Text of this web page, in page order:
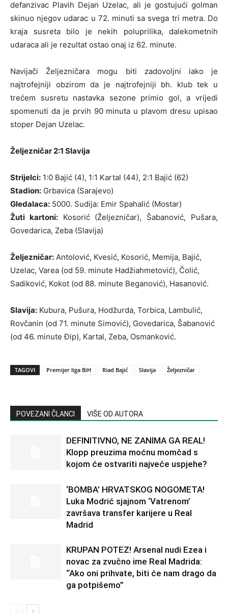
defanzivac Plavih Dejan Uzelac, ali je gostujući golman
skinuo njegov udarac u 72. minuti sa svega tri metra. Do
kraja susreta bilo je nekih poluprilika, dalekometnih
udaraca ali je rezultat ostao onaj iz 62. minute.
Navijači Željezničara mogu biti zadovoljni iako je
najtrofejniji obzirom da je najtrofejniji bh. klub tek u
trećem susretu nastavka sezone primio gol, a vrijedi
spomenuti da je prvih 90 minuta u plavom dresu upisao
stoper Dejan Uzelac.
Željezničar 2:1 Slavija
Strijelci: 1:0 Bajić (4), 1:1 Kartal (44), 2:1 Bajić (62)
Stadion: Grbavica (Sarajevo)
Gledalaca: 5000. Sudija: Emir Spahalić (Mostar)
Žuti kartoni:Kosorić (Željezničar), Šabanović, Pušara,
Govedarica, Zeba (Slavija)
Željezničar: Antolović, Kvesić, Kosorić, Memija, Bajić,
Uzelac, Varea (od 59. minute Hadžiahmetović), Čolić,
Sadiković, Kokot (od 88. minute Beganović), Hasanović.
Slavija: Kubura, Pušura, Hodžurda, Torbica, Lambulić,
Rovčanin (od 71. minute Simović), Govedarica, Šabanović
(od 46. minute Đip), Kartal, Zeba, Osmanković.
TAGOVI Premijer liga BiH Riad Bajić Slavija Željezničar
POVEZANI ČLANCI VIŠE OD AUTORA
DEFINITIVNO, NE ZANIMA GA REAL!
Klopp preuzima moćnu momčad s
kojom će ostvariti najveće uspjehe?
‘BOMBA’ HRVATSKOG NOGOMETA!
Luka Modrić sjajnom ‘Vatrenom’
završava transfer karijere u Real
Madrid
KRUPAN POTEZ! Arsenal nudi Ezea i
novac za zvučno ime Real Madrida:
“Ako oni prihvate, biti će nam drago da
ga potpišemo”